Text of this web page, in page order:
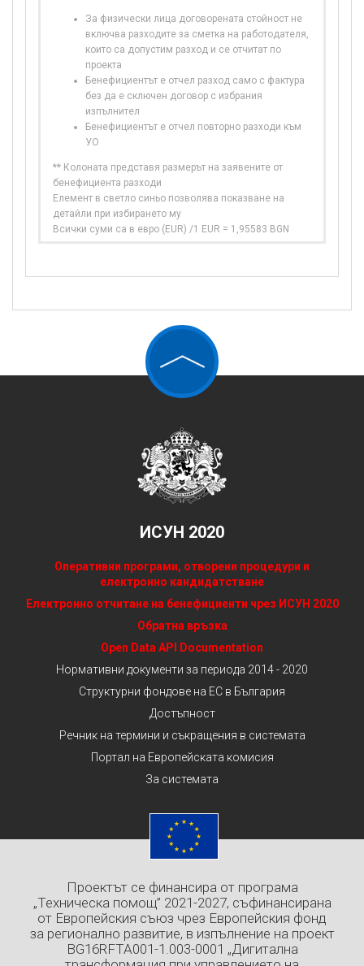
За физически лица договорената стойност не
включва разходите за сметка на работодателя,
които са допустим разход и се отчитат по
проекта
Бенефициентът е отчел разход само с фактура
без да е сключен договор с избрания
изпълнител
Бенефициентът е отчел повторно разходи към
УО
** Колоната представя размерът на заявените от
бенефициента разходи
Елемент в светло синьо позволява показване на
детайли при избирането му
Всички суми са в евро (EUR) /1 EUR = 1,95583 BGN
ИСУН 2020
Оперативни програми, отворени процедури и
електронно кандидатстване
Електронно отчитане на бенефициенти чрез ИСУН 2020
Обратна връзка
Open Data API Documentation
Нормативни документи за периода 2014 - 2020
Структурни фондове на ЕС в България
Достъпност
Речник на термини и съкращения в системата
Портал на Европейската комисия
За системата
Проектът се финансира от програма
„Техническа помощ” 2021-2027, съфинансирана
от Европейския съюз чрез Европейския фонд
за регионално развитие, в изпълнение на проект
BG16RFTA001-1.003-0001 „Дигитална